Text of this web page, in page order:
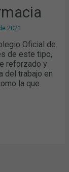
2021
Oficial de
de este tipo,
reforzado y
del trabajo en
la que